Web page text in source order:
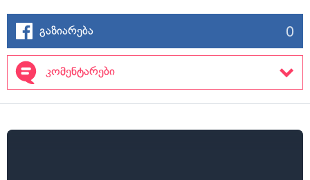
გაზიარება 0
კომენტარები